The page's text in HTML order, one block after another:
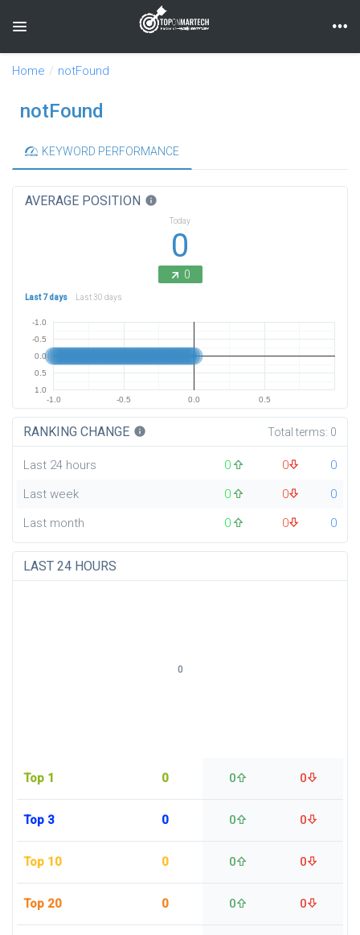
Toggle navigation
Home notFound
notFound
KEYWORD PERFORMANCE
AVERAGE POSITION info
Today
0
0
Last 7 days Last 30 days
-1.0 -0.5 0.0 0.5
-1.0
-0.5
0.0
0.5
1.0
RANKING CHANGE info Total terms: 0
Last 24 hours 0 0
0
Last week
0 0
0
Last month
0 0 0
LAST 24 HOURS
Top 1 0 0 0
Top 3 0 0 0
Top 10 0 0 0
Top 20 0 0 0
0